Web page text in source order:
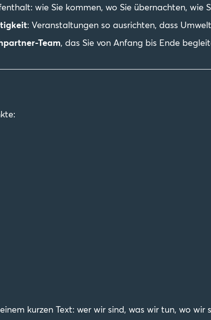
wie Sie kommen, wo Sie übernachten, wie
: Veranstaltungen so ausrichten, dass
Team, das Sie von Anfang bis Ende
kurzen Text: wer wir sind, was wir tun, wo wir